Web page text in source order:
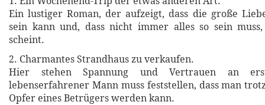
Ein lustiger Roman, der aufzeigt, dass die große
sein kann und, dass nicht immer alles so sein
scheint.
2. Charmantes Strandhaus zu verkaufen.
Hier stehen Spannung und Vertrauen an
lebenserfahrener Mann muss feststellen, dass man
Opfer eines Betrügers werden kann.